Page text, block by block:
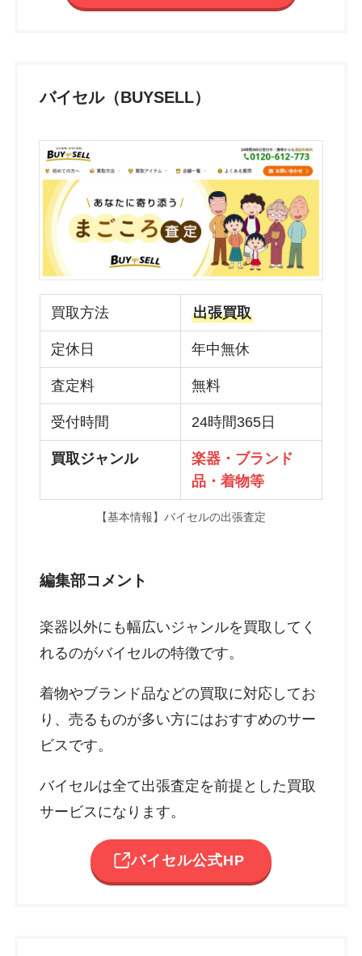
バイセル（BUYSELL）
買取方法 出張買取
定休日 年中無休
査定料 無料
受付時間 24時間365日
買取ジャンル
楽器・ブランド
品・着物等
【基本情報】バイセルの出張査定
編集部コメント
楽器以外にも幅広いジャンルを買取してく
れるのがバイセルの特徴です。
着物やブランド品などの買取に対応してお
り、売るものが多い方にはおすすめのサー
ビスです。
バイセルは全て出張査定を前提とした買取
サービスになります。
バイセル公式HP